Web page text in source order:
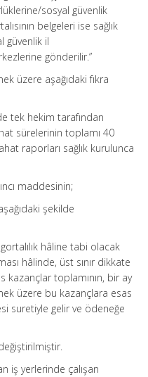
sosyal güvenlik
belgeleri ise sağlık
güvenlik il
gönderilir.”
üzere aşağıdaki fıkra
tek hekim tarafından
sürelerinin toplamı 40
raporları sağlık kurulunca
maddesinin;
şekilde
hâline tabi olacak
hâlinde, üst sınır dikkate
kazançlar toplamının, bir ay
üzere bu kazançlara esas
suretiyle gelir ve ödeneğe
iş yerlerinde çalışan